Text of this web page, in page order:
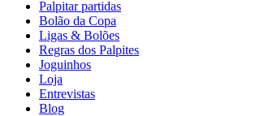
Palpitar partidas
Bolão da Copa
Ligas & Bolões
Regras dos Palpites
Joguinhos
Loja
Entrevistas
Blog